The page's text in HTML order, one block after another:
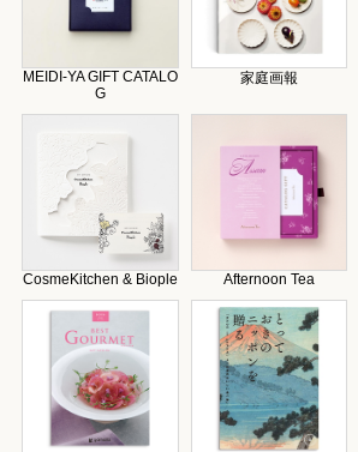
MEIDI-YA GIFT CATALO
G
家庭画報
CosmeKitchen & Biople Afternoon Tea